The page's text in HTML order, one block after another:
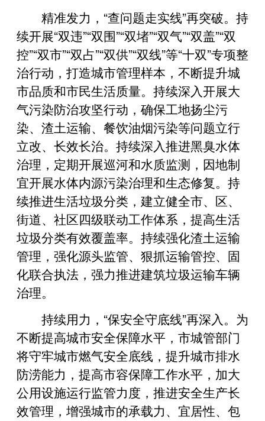
精准发力，“查问题走实线”再突破。持
续开展“双违”“双围”“双堵”“双气”“双盖”“双
控”“双市”“双占”“双供”“双线”等“十双”专项整
治行动，打造城市管理样本，不断提升城
市品质和市民生活质量。持续深入开展大
气污染防治攻坚行动，确保工地扬尘污
染、渣土运输、餐饮油烟污染等问题立行
立改、长效长治。持续深入推进黑臭水体
治理，定期开展巡河和水质监测，因地制
宜开展水体内源污染治理和生态修复。持
续推进生活垃圾分类，建立健全市、区、
街道、社区四级联动工作体系，提高生活
垃圾分类有效覆盖率。持续强化渣土运输
管理，强化源头监管、狠抓运输管控、固
化联合执法，强力推进建筑垃圾运输车辆
治理。
持续用力，“保安全守底线”再深入。为
不断提高城市安全保障水平，市城管部门
将守牢城市燃气安全底线，提升城市排水
防涝能力，提高市容保障工作水平，加大
公用设施运行监管力度，推进安全生产长
效管理，增强城市的承载力、宜居性、包